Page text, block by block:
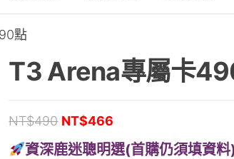
點
T3 Arena專屬卡
NT$490 原始價格：NT$490。
NT$466
資深鹿迷聰明選(首購仍須填資料